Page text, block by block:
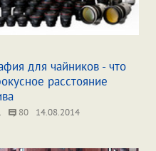
для чайников - что
расстояние
80 14.08.2014